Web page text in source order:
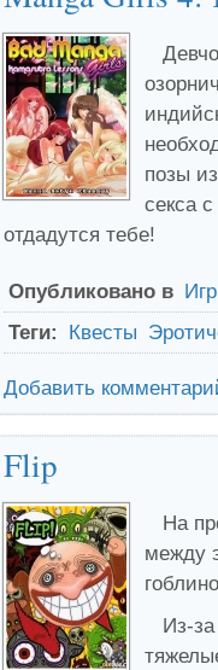
позы
секса
отдадутся тебе!
Опубликовано в
Теги: Квесты
Добавить
Flip
На
между
Из-